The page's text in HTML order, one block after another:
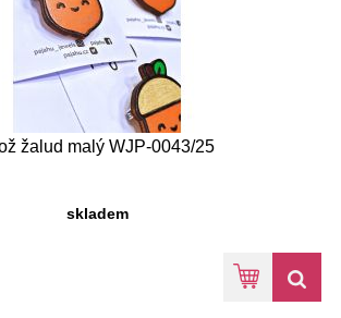
žalud malý WJP-0043/25
skladem